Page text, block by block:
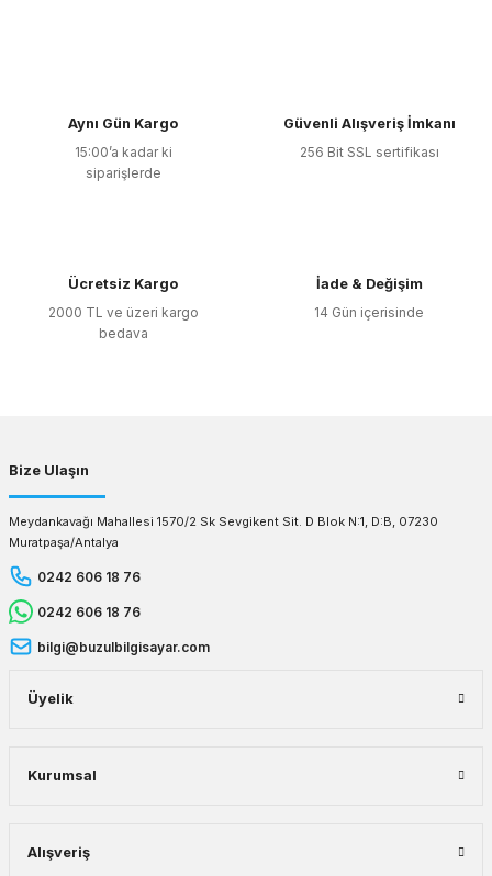
Ürün resmi kalitesiz, bozuk veya görüntülenemiyor.
Ürün açıklamasında eksik bilgiler bulunuyor.
Ürün bilgilerinde hatalar bulunuyor.
Aynı Gün Kargo
15:00’a kadar ki
siparişlerde
Güvenli Alışveriş İmkanı
256 Bit SSL sertifikası
Ücretsiz Kargo
2000 TL ve üzeri kargo
bedava
İade & Değişim
14 Gün içerisinde
Bize Ulaşın
Meydankavağı Mahallesi 1570/2 Sk Sevgikent Sit. D Blok N:1, D:B, 07230
Muratpaşa/Antalya
0242 606 18 76
0242 606 18 76
bilgi@buzulbilgisayar.com
Üyelik
Kurumsal
Alışveriş